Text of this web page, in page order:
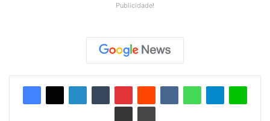
Publicidade!